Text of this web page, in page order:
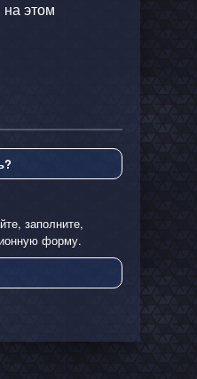
этом
заполните,
форму.